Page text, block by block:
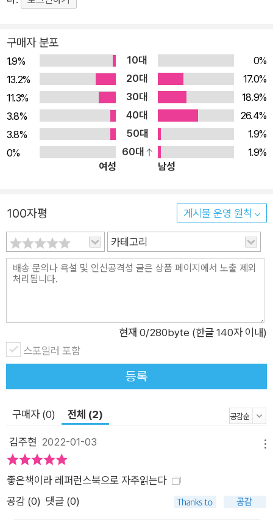
● 암호학은 정치적으로도 흥미로운 역할을 담당한다. 국가나 진영
회에 여러 흥미로운 윤리적, 정치적 딜레마를 제기한다.
● 암호학은 일반 사람들에게도 고유한 매력을 느끼게 한다. 많은 사
람이 '비밀'이나 '코드' 같은 단어와 관련 기술에 매력을 느낀다. 주요
미디어는 이 매혹을 대중에게 꽤 성공적으로 활용해 왔다.
★ 2판 지은이의 말 ★
이 책이 2012년 처음 출간됐을 때, 비교적 유행을 타지 않는 내용이
때문이다.
이 책의 마지막 부분은 암호학을 실제 애플리케이션에 적용할 때 기
본 원칙이 어떻게 작동하는지 구체적으로 보여준다. 2012년 이후 해
당 애플리케이션에 업데이트가 있었고, 따라서 사용된 암호화 기법도
변화도 불가피했다. 2판은 업데이트의 기회였다. 더불어 해당 암호화
S 1.3, LTE 그리고 애플 페이 등이다.
하지만 2012년 이후 가장 큰 변화는 사회 전반적으로 암호학의 중요
성이 커졌다는 점이다. 이는 2013년 미국 정부 기관과 계약했던 에드
워드 스노든(Edward Snowden)의 내부 고발 이후 암호 사용에 관
한 공개 논쟁에서 비롯된 것으로, 정부 기관이 어떻게 암호화 기술을
암호화 기술의 이용에 관해 사회는 늘 딜레마를 겪어 왔다. 프라이버
시 보호 조항과 확실한 감시라는 욕망 사이의 긴장은 수십 년 동안 존
재해왔고, 여전히 존재하고 있다. 스노든의 폭로는 그러한 옛이야기
의 최신 반전일 뿐이다. 1판에서는 이 문제를 간략히 짚는 데 그쳤다.
다. 암호화 기술이 제기하는 딜레마를 짚고, 이를 해소하기 위한 여러
IT 이용자 - 여러 보안 기법을 데이터 관리에 적용하는 IT 산업
종사자 - 정보 보호가 임무인 정보 보안 전문가 - 여러 데이터 보
안 문제를 이해하려는 기업 관리자 ■ 암호학 전공 학생: 암호학
의 기본 원리를 다루되 그 바탕이 되는 알고리즘의 수학적 세부
사항까지는 파고들지 않는 학부나 대학원 과목의 기초 교재로 활
용할 수 있다. 실제로 그러한 과정을 염두에 두고 이 책을 썼다.
암호화 기법의 수학적 원리를 공부하는 학생들에게도 유익하리
라 기대한다. 암호학 이론과 실제 문제 사이에 일종의 '가교'를 제
다. ■ 일반 관심 독자: 암호학이 무엇이고 어떻게 작동하는지 좀
더 구체적으로 알고 싶어하는 일반 과학이나 공학 분야의 독자들
에게도 유용한 정보를 제공하리라 기대한다. ★ 이 책의 구성 ★
이 책은 네 부분으로 구성돼 있다. 1부 준비 지식 1~3장은 기본
배경 지식을 전달한다. 1장은 암호학의 필요성 그리고 암호화 기
의 기본 모델과 암호학의 용도를 논의한다. 2장에서는 과거의 주
목할 만한 암호화 알고리즘 사례를 다룬다. 이들은 대부분 더 이
상의 실용성은 없지만 기본적인 암호화 알고리즘의 설계 원칙과
여러 핵심 개념을 보여준다. 3장은 보안의 이론과 실제의 변별점
을 다룬다. 깰 수 없는 암호화 시스템은 존재하지만 실용적이지
않으며, 가장 실용적인 암호화 시스템은 이론상 깨질 수 있다는
점을 보여준다. 실제 상황에서는 늘 '타협'이 불가피하다. 암호학
연구는 결국 각기 다른 보안 목표를 달성하기 위해 다양한 방식으
로 조합될 수 있는 암호화 기본 재료의 '툴킷'임을 주장한다. 2부
암호화 툴킷 4~9장은 암호화 툴킷의 다양한 구성 요소를 다룬
다. 여기에는 암호학의 기초 요소(primitive)와 이를 조합하는 암
구매자 분포
1.9% 10대
0%
13.2%
20대
17.0%
11.3%
30대
18.9%
3.8%
40대
26.4%
3.8%
50대
1.9%
0%
60대
1.9%
여성
남성
100자평 게시물 운영 원칙
카테고리
현재 0/280byte (한글 140자 이내)
스포일러 포함
등록
구매자 (0) 전체 (2)
김주현 2022-01-03
좋은책이라 레퍼런스북으로 자주읽는다
공감 (0) 댓글 (0)